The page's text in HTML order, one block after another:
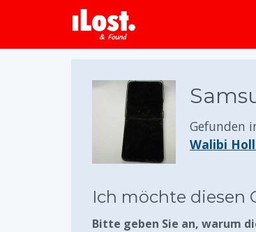
Gefunden
Walibi
Ich möchte diesen
Bitte geben Sie an, warum